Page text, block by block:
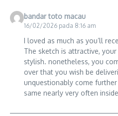
bandar toto macau
16/02/2026 pada 8:16 am
I loved as much as you’ll
The sketch is attractive,
stylish. nonetheless, you
over that you wish be
unquestionably come
same nearly very often